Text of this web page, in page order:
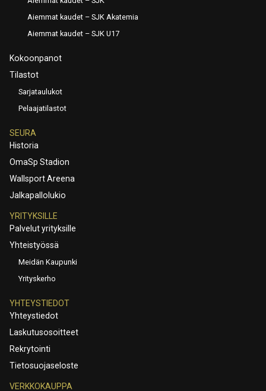
Aiemmat kaudet – SJK Akatemia
Aiemmat kaudet – SJK U17
Kokoonpanot
Tilastot
Sarjataulukot
Pelaajatilastot
SEURA
Historia
OmaSp Stadion
Wallsport Areena
Jalkapallolukio
YRITYKSILLE
Palvelut yrityksille
Yhteistyössä
Meidän Kaupunki
Yrityskerho
YHTEYSTIEDOT
Yhteystiedot
Laskutusosoitteet
Rekrytointi
Tietosuojaseloste
VERKKOKAUPPA